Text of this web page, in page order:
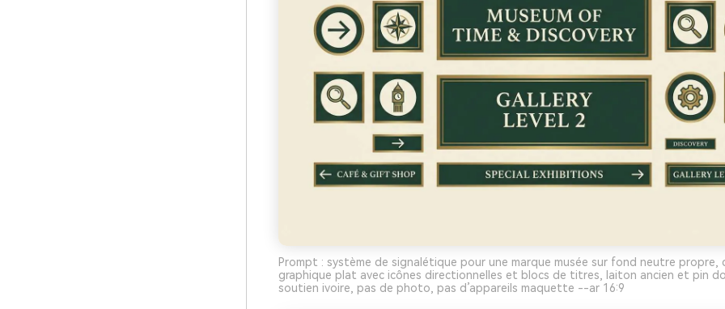
Prompt : système de signalétique pour une marque musée sur fond neutre propre,
graphique plat avec icônes directionnelles et blocs de titres, laiton ancien et pin
soutien ivoire, pas de photo, pas d’appareils maquette --ar 16:9